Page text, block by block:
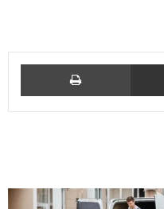
مشاركة عبر البريد طباعة